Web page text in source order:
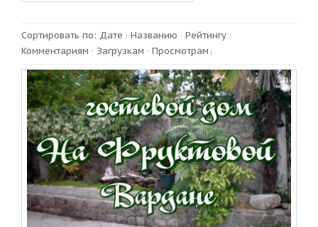
Сортировать по: Дате · Названию · Рейтингу ·
Комментариям · Загрузкам · Просмотрам